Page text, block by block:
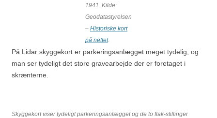
1941. Kilde:
Geodatastyrelsen
– Historiske kort
på nettet.
På Lidar skyggekort er parkeringsanlægget meget tydelig, og
man ser tydeligt det store gravearbejde der er foretaget i
skrænterne.
Skyggekort viser tydeligt parkeringsanlægget og de to flak-stillinger